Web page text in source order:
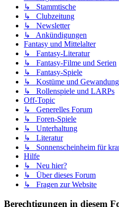
↳ Stammtische
↳ Clubzeitung
↳ Newsletter
↳ Ankündigungen
Fantasy und Mittelalter
↳ Fantasy-Literatur
↳ Fantasy-Filme und Serien
↳ Fantasy-Spiele
↳ Kostüme und
↳ Rollenspiele und LARPs
Off-Topic
↳ Generelles Forum
↳ Foren-Spiele
↳ Unterhaltung
↳ Literatur
↳ Sonnenscheinheim für
Hilfe
↳ Neu hier?
↳ Über dieses Forum
↳ Fragen zur Website
Berechtigungen in diesem